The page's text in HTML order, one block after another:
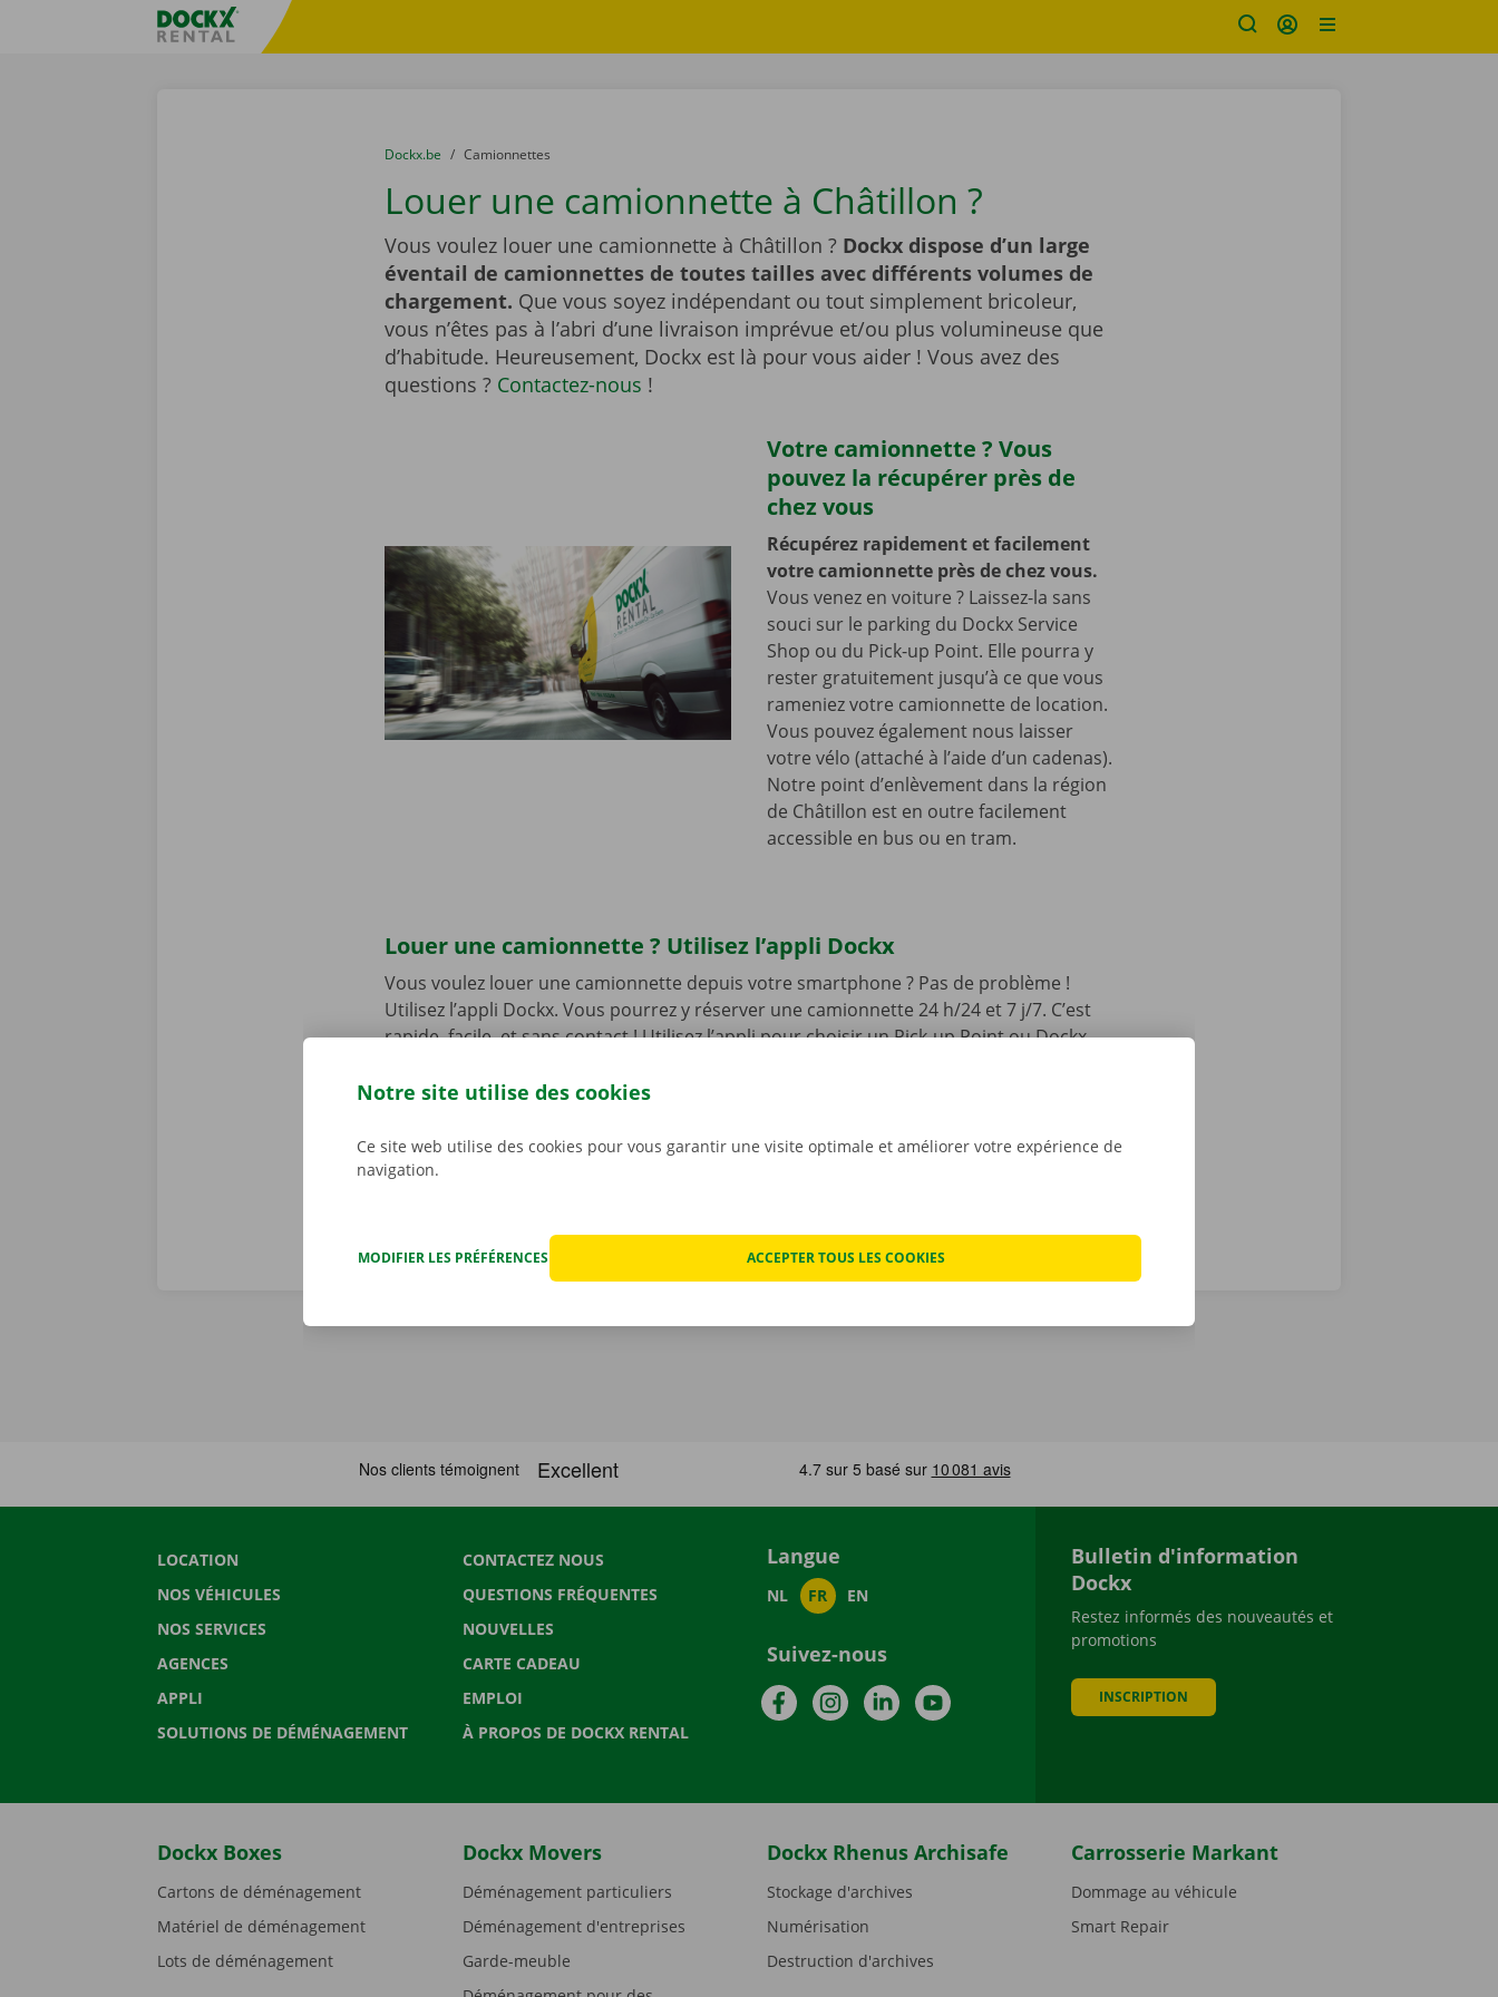
sitename
You are here:
du
Dockx.be to
Camionnettes
Louer une camionnette à Châtillon ?
Vous voulez louer une camionnette à Châtillon ? Dockx dispose d’un large
éventail de camionnettes de toutes tailles avec différents volumes de
chargement. Que vous soyez indépendant ou tout simplement bricoleur,
vous n’êtes pas à l’abri d’une livraison imprévue et/ou plus volumineuse que
d’habitude. Heureusement, Dockx est là pour vous aider ! Vous avez des
questions ? Contactez-nous !
Votre camionnette ? Vous
pouvez la récupérer près de
chez vous
Récupérez rapidement et facilement
votre camionnette près de chez vous.
Vous venez en voiture ? Laissez-la sans
souci sur le parking du Dockx Service
Shop ou du Pick-up Point. Elle pourra y
rester gratuitement jusqu’à ce que vous
rameniez votre camionnette de location.
Vous pouvez également nous laisser
votre vélo (attaché à l’aide d’un cadenas).
Notre point d’enlèvement dans la région
de Châtillon est en outre facilement
accessible en bus ou en tram.
Louer une camionnette ? Utilisez l’appli Dockx
Vous voulez louer une camionnette depuis votre smartphone ? Pas de problème !
Utilisez l’appli Dockx. Vous pourrez y réserver une camionnette 24 h/24 et 7 j/7. C’est
rapide, facile, et sans contact ! Utilisez l’appli pour choisir un Pick-up Point ou Dockx
récupérer votre camionnette, vous n’aurez qu’à l’ouvrir à l’aide d’une clé numérique.
LOCATION
NOS VÉHICULES
NOS SERVICES
AGENCES
APPLI
SOLUTIONS DE DÉMÉNAGEMENT
CONTACTEZ NOUS
QUESTIONS FRÉQUENTES
NOUVELLES
CARTE CADEAU
EMPLOI
À PROPOS DE DOCKX RENTAL
Langue
NL FR EN
Suivez-nous
FacebookInstagramLinkedInYouTube
Bulletin d'information
Dockx
Restez informés des nouveautés et
promotions
INSCRIPTION
Dockx Boxes
Cartons de déménagement
Matériel de déménagement
Lots de déménagement
Dockx Movers
Déménagement particuliers
Déménagement d'entreprises
Garde-meuble
Dockx Rhenus Archisafe
Stockage d'archives
Numérisation
Destruction d'archives
Carrosserie Markant
Dommage au véhicule
Smart Repair
Notre site utilise des cookies
Ce site web utilise des cookies pour vous garantir une visite optimale et améliorer votre expérience de
navigation.
MODIFIER LES PRÉFÉRENCES ACCEPTER TOUS LES COOKIES